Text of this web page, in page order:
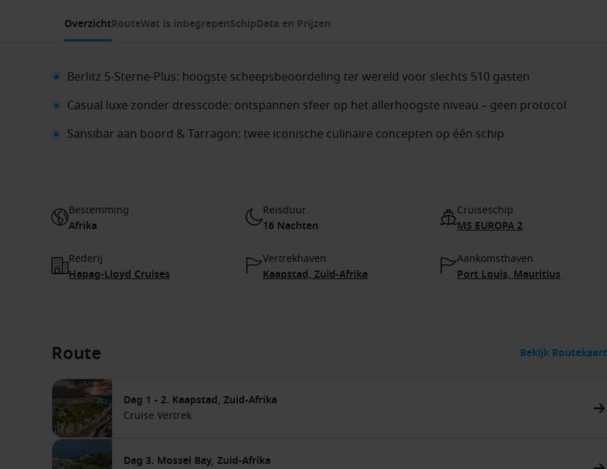
OverzichtRouteWat is inbegrepenSchipData en Prijzen
Berlitz 5-Sterne-Plus: hoogste scheepsbeoordeling ter wereld voor slechts 510 gasten
Casual luxe zonder dresscode: ontspannen sfeer op het allerhoogste niveau – geen protocol
Sansibar aan boord & Tarragon: twee iconische culinaire concepten op één schip
Bestemming
Afrika
Reisduur
16 Nachten
Cruiseschip
MS EUROPA 2
Rederij
Hapag-Lloyd Cruises
Vertrekhaven
Kaapstad, Zuid-Afrika
Aankomsthaven
Port Louis, Mauritius
Route Bekijk Routekaart
Dag 1 - 2. Kaapstad, Zuid-Afrika
Cruise Vertrek
Dag 3. Mossel Bay, Zuid-Afrika